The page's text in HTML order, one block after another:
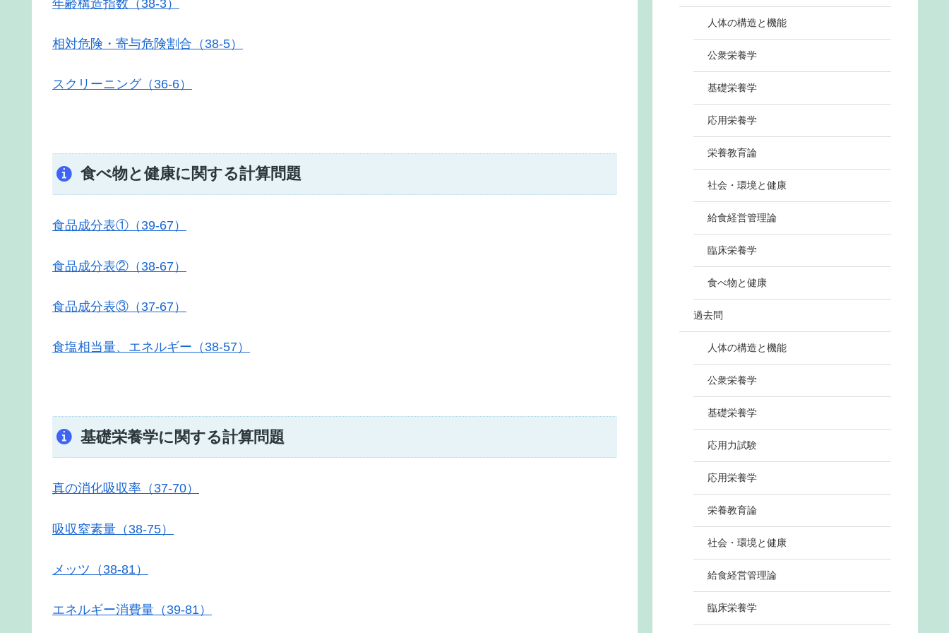
年齢構造指数（38-3）
相対危険・寄与危険割合（38-5）
スクリーニング（36-6）
食べ物と健康に関する計算問題
食品成分表①（39-67）
食品成分表②（38-67）
食品成分表③（37-67）
食塩相当量、エネルギー（38-57）
基礎栄養学に関する計算問題
真の消化吸収率（37-70）
吸収窒素量（38-75）
メッツ（38-81）
エネルギー消費量（39-81）
人体の構造と機能
公衆栄養学
基礎栄養学
応用栄養学
栄養教育論
社会・環境と健康
給食経営管理論
臨床栄養学
食べ物と健康
過去問
人体の構造と機能
公衆栄養学
基礎栄養学
応用力試験
応用栄養学
栄養教育論
社会・環境と健康
給食経営管理論
臨床栄養学